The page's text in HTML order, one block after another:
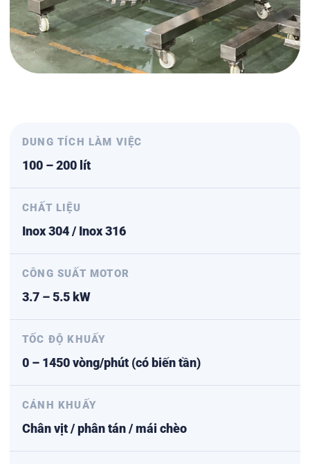
DUNG TÍCH LÀM VIỆC
100 – 200 lít
CHẤT LIỆU
Inox 304 / Inox 316
CÔNG SUẤT MOTOR
3.7 – 5.5 kW
TỐC ĐỘ KHUẤY
0 – 1450 vòng/phút (có biến tần)
CÁNH KHUẤY
Chân vịt / phân tán / mái chèo